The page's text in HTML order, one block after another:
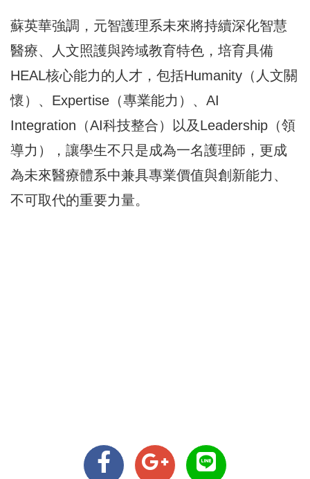
蘇英華強調，元智護理系未來將持續深化智慧
醫療、人文照護與跨域教育特色，培育具備
HEAL核心能力的人才，包括Humanity（人文關
懷）、Expertise（專業能力）、AI
Integration（AI科技整合）以及Leadership（領
導力），讓學生不只是成為一名護理師，更成
為未來醫療體系中兼具專業價值與創新能力、
不可取代的重要力量。